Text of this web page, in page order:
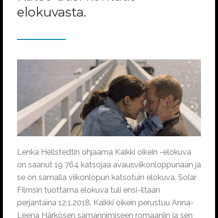
elokuvasta.
Lenka Hellstedtin ohjaama Kaikki oikein -elokuva
on saanut 19 764 katsojaa avausviikonloppunaan ja
se on samalla viikonlopun katsotuin elokuva. Solar
Filmsin tuottama elokuva tuli ensi-iltaan
perjantaina 12.1.2018. Kaikki oikein perustuu Anna-
Leena Härkösen samannimiseen romaaniin ja sen